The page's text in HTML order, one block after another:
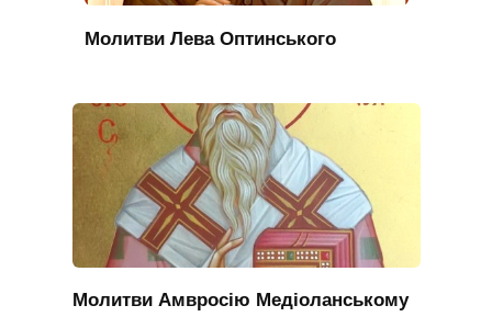
Молитви Лева Оптинського
Молитви Амвросію Медіоланському